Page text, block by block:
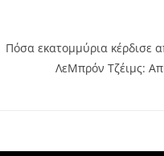
Πόσα εκατομμύρια κέρδισε
ΛεΜπρόν Τζέιμς: